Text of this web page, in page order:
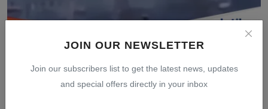
JOIN OUR NEWSLETTER
Join our subscribers list to get the latest news, updates
and special offers directly in your inbox
Seranga...
8